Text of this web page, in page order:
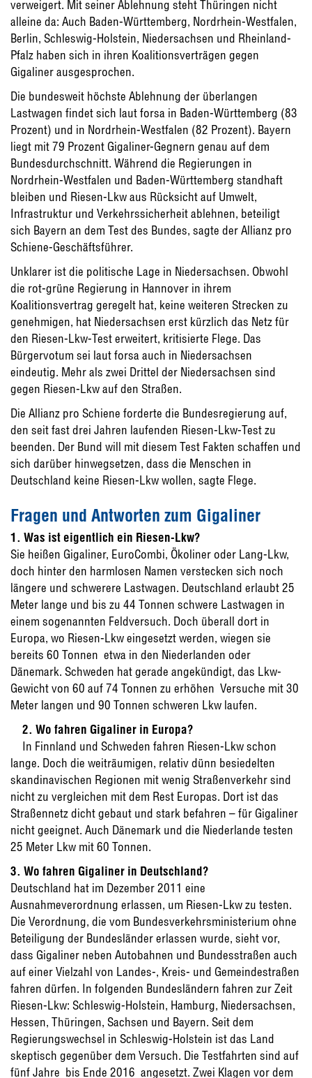
verweigert. Mit seiner Ablehnung steht Thüringen nicht
alleine da: Auch Baden-Württemberg, Nordrhein-Westfalen,
Berlin, Schleswig-Holstein, Niedersachsen und Rheinland-
Pfalz haben sich in ihren Koalitionsverträgen gegen
Gigaliner ausgesprochen.
Die bundesweit höchste Ablehnung der überlangen
Lastwagen findet sich laut forsa in Baden-Württemberg (83
Prozent) und in Nordrhein-Westfalen (82 Prozent). Bayern
liegt mit 79 Prozent Gigaliner-Gegnern genau auf dem
Bundesdurchschnitt. Während die Regierungen in
Nordrhein-Westfalen und Baden-Württemberg standhaft
bleiben und Riesen-Lkw aus Rücksicht auf Umwelt,
Infrastruktur und Verkehrssicherheit ablehnen, beteiligt
sich Bayern an dem Test des Bundes, sagte der Allianz pro
Schiene-Geschäftsführer.
Unklarer ist die politische Lage in Niedersachsen. Obwohl
die rot-grüne Regierung in Hannover in ihrem
Koalitionsvertrag geregelt hat, keine weiteren Strecken zu
genehmigen, hat Niedersachsen erst kürzlich das Netz für
den Riesen-Lkw-Test erweitert, kritisierte Flege. Das
Bürgervotum sei laut forsa auch in Niedersachsen
eindeutig. Mehr als zwei Drittel der Niedersachsen sind
gegen Riesen-Lkw auf den Straßen.
Die Allianz pro Schiene forderte die Bundesregierung auf,
den seit fast drei Jahren laufenden Riesen-Lkw-Test zu
beenden. Der Bund will mit diesem Test Fakten schaffen und
sich darüber hinwegsetzen, dass die Menschen in
Deutschland keine Riesen-Lkw wollen, sagte Flege.
Fragen und Antworten zum Gigaliner
1. Was ist eigentlich ein Riesen-Lkw?
Sie heißen Gigaliner, EuroCombi, Ökoliner oder Lang-Lkw,
doch hinter den harmlosen Namen verstecken sich noch
längere und schwerere Lastwagen. Deutschland erlaubt 25
Meter lange und bis zu 44 Tonnen schwere Lastwagen in
einem sogenannten Feldversuch. Doch überall dort in
Europa, wo Riesen-Lkw eingesetzt werden, wiegen sie
bereits 60 Tonnen  etwa in den Niederlanden oder
Dänemark. Schweden hat gerade angekündigt, das Lkw-
Gewicht von 60 auf 74 Tonnen zu erhöhen  Versuche mit 30
Meter langen und 90 Tonnen schweren Lkw laufen.
2. Wo fahren Gigaliner in Europa?
In Finnland und Schweden fahren Riesen-Lkw schon
lange. Doch die weiträumigen, relativ dünn besiedelten
skandinavischen Regionen mit wenig Straßenverkehr sind
nicht zu vergleichen mit dem Rest Europas. Dort ist das
Straßennetz dicht gebaut und stark befahren – für Gigaliner
nicht geeignet. Auch Dänemark und die Niederlande testen
25 Meter Lkw mit 60 Tonnen.
3. Wo fahren Gigaliner in Deutschland?
Deutschland hat im Dezember 2011 eine
Ausnahmeverordnung erlassen, um Riesen-Lkw zu testen.
Die Verordnung, die vom Bundesverkehrsministerium ohne
Beteiligung der Bundesländer erlassen wurde, sieht vor,
dass Gigaliner neben Autobahnen und Bundesstraßen auch
auf einer Vielzahl von Landes-, Kreis- und Gemeindestraßen
fahren dürfen. In folgenden Bundesländern fahren zur Zeit
Riesen-Lkw: Schleswig-Holstein, Hamburg, Niedersachsen,
Hessen, Thüringen, Sachsen und Bayern. Seit dem
Regierungswechsel in Schleswig-Holstein ist das Land
skeptisch gegenüber dem Versuch. Die Testfahrten sind auf
fünf Jahre  bis Ende 2016  angesetzt. Zwei Klagen vor dem